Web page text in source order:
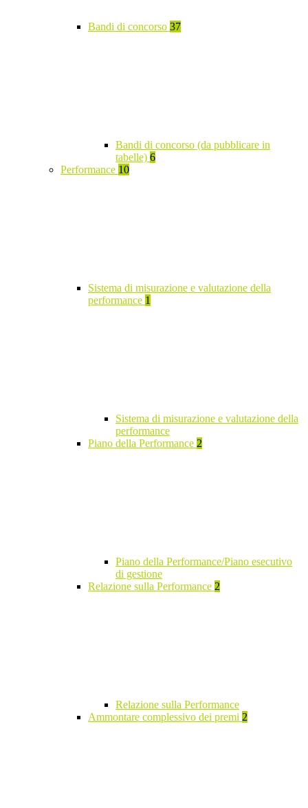
Bandi di concorso 37
Bandi di concorso (da pubblicare in
tabelle) 6
Performance 10
Sistema di misurazione e valutazione della
performance 1
Sistema di misurazione e valutazione della
performance
Piano della Performance 2
Piano della Performance/Piano esecutivo
di gestione
Relazione sulla Performance 2
Relazione sulla Performance
Ammontare complessivo dei premi 2